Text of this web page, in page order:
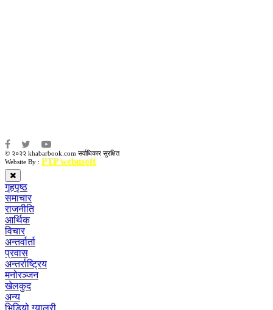
© २०२२ khabarbook.com सर्वाधिकार सुरक्षित
Website By : PTP webnsoft
गृहपृष्ठ
समाचार
राजनीति
आर्थिक
विचार
अन्तर्वार्ता
प्रवास
अन्तर्राष्ट्रिय
मनोरञ्जन
खेलकुद
अन्य
भिडियो ग्यालरी